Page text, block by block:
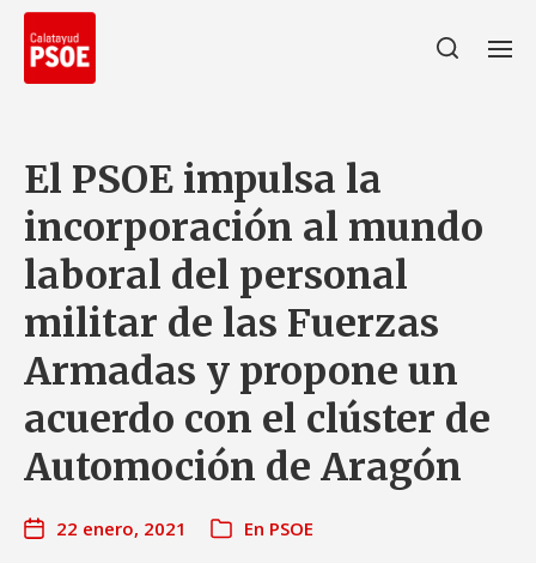
El PSOE impulsa la
incorporación al mundo
laboral del personal
militar de las Fuerzas
Armadas y propone un
acuerdo con el clúster de
Automoción de Aragón
22 enero, 2021 En PSOE